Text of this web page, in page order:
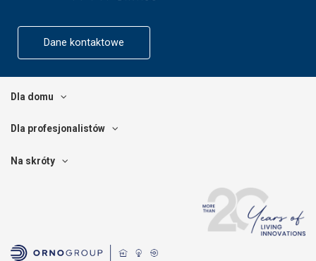
Dane kontaktowe
Dla domu
Dla profesjonalistów
Na skróty